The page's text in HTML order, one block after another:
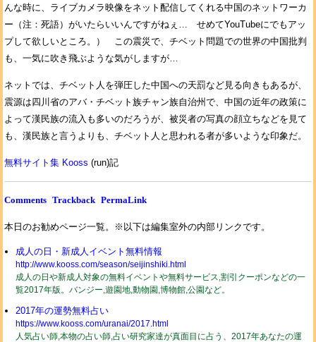
んな時に、ライブカメラ映像をネット配信してくれる中国のネットワーカ
ー（注：死語）がいたらいいんですがねぇ… せめてYouTubeにでもアッ
プして欲しいところ。） この震災で、チベット問題での世界の中国批判
も、一気に吹き飛ぶような気がしますが…
ネットでは、チベット人を弾圧した中国への天罰など見る向きもあるが、
震源は四川省のアバ・チベット族チャン族自治州で、中国の近年の政策に
よって漢民族の流入も多いのだろうが、被災者の写真の顔立ちなどを見て
も、漢民族と言うよりも、チベット人と思われる者が多いような印象だ。
無料サイト集 Kooss (run)記
Comments Trackback PermaLink
本日のお勧めページ一覧。※以下は編集室外の内部リンクです。
成人の日・新成人イベント無料情報
http://www.kooss.com/season/seijinshiki.html
成人の日や新成人対象の無料イベントや無料サービス,割引クーポンなどの一
覧2017年版。バンジー,遊園地,動物園,博物館,公園など。
2017年の運勢無料占い
https://www.kooss.com/uranai/2017.html
人気占い師,本物の占い師,占い研究家達が真面目に占う、2017年あなたの運